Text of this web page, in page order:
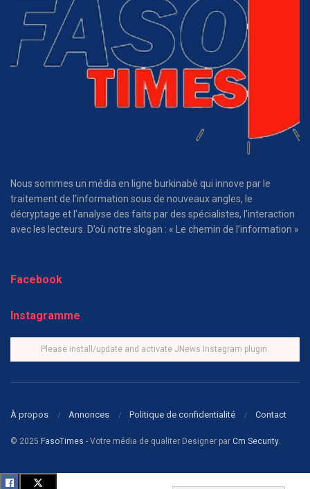
Nous sommes un média en ligne burkinabè qui innove par le
traitement de l’information sous de nouveaux angles, le
décryptage et l’analyse des faits par des spécialistes, l’interaction
avec les lecteurs. D’où notre slogan : « Le chemin de l’information »
Facebook
Instagramme
Please install/update and activate JNews Instagram plugin.
À propos Annonces Politique de confidentialité Contact
© 2025 FasoTimes - Votre média de qualiter Designer par Cm Security.